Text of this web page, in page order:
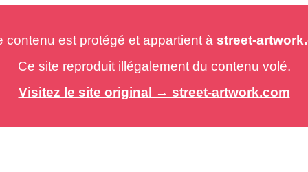
est protégé et appartient à street-
Ce site reproduit illégalement du contenu volé.
Visitez le site original → street-artwork.com